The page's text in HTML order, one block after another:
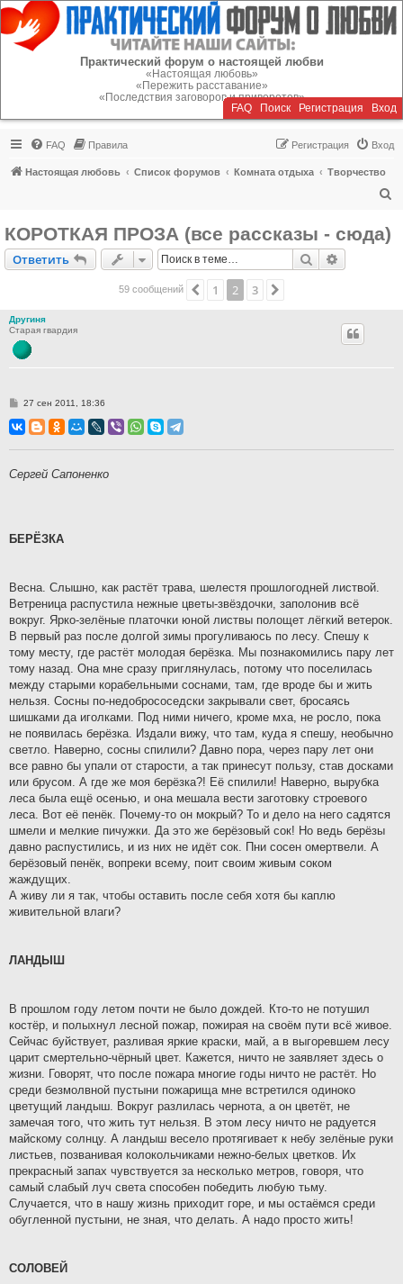
Регистрация
Практический форум о настоящей любви
«Настоящая любовь»
«Пережить расставание»
«Последствия заговоров и приворотов»
FAQ Поиск Регистрация Вход
FAQ Правила Вход
Регистрация
Настоящая любовь Список форумов Комната отдыха
Творчество
КОРОТКАЯ ПРОЗА (все рассказы - сюда)
Ответить
Ответить Поиск
59 сообщений Пред.
1 2 3
Другиня
Старая гвардия
С
о
б
и
27 сен 2011, 18:36
Сергей Сапоненко
БЕРЁЗКА
Весна. Слышно, как растёт трава, шелестя прошлогодней листвой.
Ветреница распустила нежные цветы-звёздочки, заполонив всё
вокруг. Ярко-зелёные платочки юной листвы полощет лёгкий ветерок.
В первый раз после долгой зимы прогуливаюсь по лесу. Спешу к
тому месту, где растёт молодая берёзка. Мы познакомились пару лет
тому назад. Она мне сразу приглянулась, потому что поселилась
между старыми корабельными соснами, там, где вроде бы и жить
нельзя. Сосны по-недобрососедски закрывали свет, бросаясь
шишками да иголками. Под ними ничего, кроме мха, не росло, пока
не появилась берёзка. Издали вижу, что там, куда я спешу, необычно
светло. Наверно, сосны спилили? Давно пора, через пару лет они
все равно бы упали от старости, а так принесут пользу, став досками
или брусом. А где же моя берёзка?! Её спилили! Наверно, вырубка
леса была ещё осенью, и она мешала вести заготовку строевого
леса. Вот её пенёк. Почему-то он мокрый? То и дело на него садятся
шмели и мелкие пичужки. Да это же берёзовый сок! Но ведь берёзы
давно распустились, и из них не идёт сок. Пни сосен омертвели. А
берёзовый пенёк, вопреки всему, поит своим живым соком
жаждущих.
А живу ли я так, чтобы оставить после себя хотя бы каплю
живительной влаги?
ЛАНДЫШ
В прошлом году летом почти не было дождей. Кто-то не потушил
костёр, и полыхнул лесной пожар, пожирая на своём пути всё живое.
Сейчас буйствует, разливая яркие краски, май, а в выгоревшем лесу
царит смертельно-чёрный цвет. Кажется, ничто не заявляет здесь о
жизни. Говорят, что после пожара многие годы ничто не растёт. Но
среди безмолвной пустыни пожарища мне встретился одиноко
цветущий ландыш. Вокруг разлилась чернота, а он цветёт, не
замечая того, что жить тут нельзя. В этом лесу ничто не радуется
майскому солнцу. А ландыш весело протягивает к небу зелёные руки
листьев, позванивая колокольчиками нежно-белых цветков. Их
прекрасный запах чувствуется за несколько метров, говоря, что
самый слабый луч света способен победить любую тьму.
Случается, что в нашу жизнь приходит горе, и мы остаёмся среди
обугленной пустыни, не зная, что делать. А надо просто жить!
СОЛОВЕЙ